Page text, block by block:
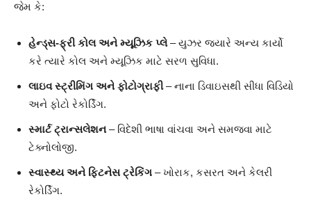
જેમ કે:
હેન્ડ્સ‑ફ્રી કોલ અને મ્યૂઝિક પ્લે– યુઝર જ્યારે અન્ય કાર્યો
કરે ત્યારે કોલ અને મ્યૂઝિક માટે સરળ સુવિધા.
લાઇવ સ્ટ્રીમિંગ અને ફોટોગ્રાફી– નાના ડિવાઇસથી સીધા વિડિયો
અને ફોટો રેકોર્ડિંગ.
સ્માર્ટ ટ્રાન્સલેશન– વિદેશી ભાષા વાંચવા અને સમજવા માટે
ટેક્નોલોજી.
સ્વાસ્થ્ય અને ફિટનેસ ટ્રેકિંગ – ખોરાક, કસરત અને કેલરી
રેકોર્ડિંગ.